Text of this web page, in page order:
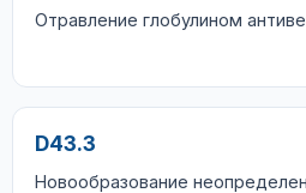
Отравление глобулином
D43.3
Новообразование